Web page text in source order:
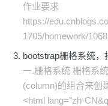
作业要求
https://
1705/homework/
bootstrap栅格系统
一.栅格系统 栅格系
(column)的组合来创
<html lang="zh-